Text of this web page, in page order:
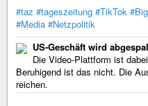
#taz #tageszeitung #TikTok #Big
#Media #Netzpolitik
US-Geschäft wird
Die Video-Plattform ist
Beruhigend ist das nicht. Die
reichen.